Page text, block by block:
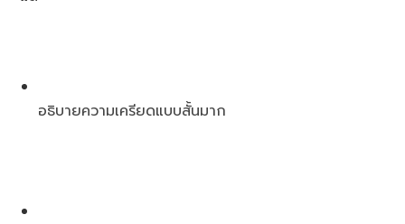
อธิบายความเครียดแบบสั้นมาก